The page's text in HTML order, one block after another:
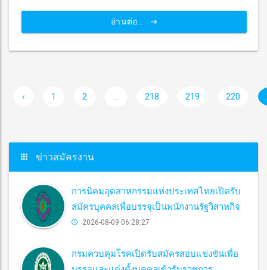
อ่านต่อ...
‹ 1 2 ... 218 219 220
ข่าวสมัครงาน
การนิคมอุตสาหกรรมแห่งประเทศไทยเปิดรับ
สมัครบุคคลเพื่อบรรจุเป็นพนักงานรัฐวิสาหกิจ
2026-08-09 06:28:27
กรมควบคุมโรคเปิดรับสมัครสอบแข่งขันเพื่อ